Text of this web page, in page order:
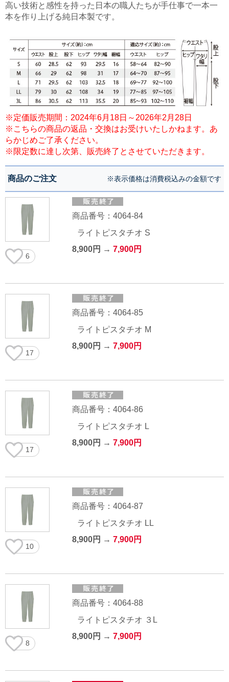
高い技術と感性を持った日本の職人たちが手仕事で一本一
本を作り上げる純日本製です。
※定価販売期間：2024年6月18日～2026年2月28日
※こちらの商品の返品・交換はお受けいたしかねます。あ
らかじめご了承ください。
※限定数に達し次第、販売終了とさせていただきます。
商品のご注文 ※表示価格は消費税込みの金額です
6
商品番号：4064-84
ライトピスタチオ S
8,900円 → 7,900円
17
商品番号：4064-85
ライトピスタチオ M
8,900円 → 7,900円
17
商品番号：4064-86
ライトピスタチオ L
8,900円 → 7,900円
10
商品番号：4064-87
ライトピスタチオ LL
8,900円 → 7,900円
8
商品番号：4064-88
ライトピスタチオ ３L
8,900円 → 7,900円